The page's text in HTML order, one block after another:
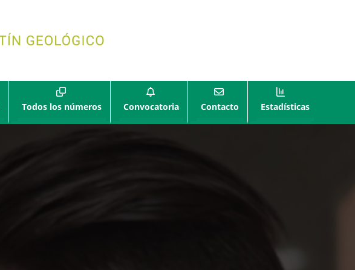
Todos los números Convocatoria Contacto Estadísticas